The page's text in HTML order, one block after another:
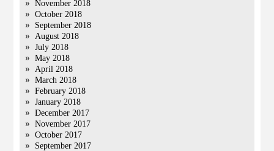
November 2018
October 2018
September 2018
August 2018
July 2018
May 2018
April 2018
March 2018
February 2018
January 2018
December 2017
November 2017
October 2017
September 2017